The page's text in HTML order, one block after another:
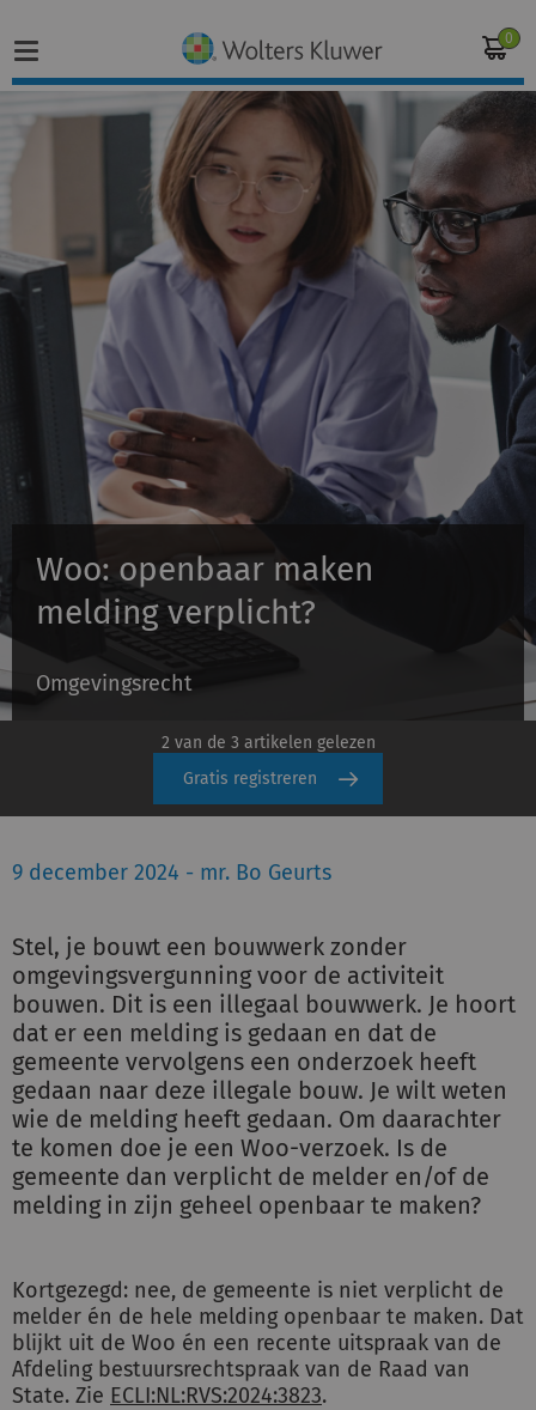
0
Vakgebieden
Actueel
Producten
Opleidingen
Juridisch advies
Inloggen
Woo: openbaar maken
melding verplicht?
Omgevingsrecht
2 van de 3 artikelen gelezen
Gratis registreren
9 december 2024 - mr. Bo Geurts
Stel, je bouwt een bouwwerk zonder
omgevingsvergunning voor de activiteit
bouwen. Dit is een illegaal bouwwerk. Je hoort
dat er een melding is gedaan en dat de
gemeente vervolgens een onderzoek heeft
gedaan naar deze illegale bouw. Je wilt weten
wie de melding heeft gedaan. Om daarachter
te komen doe je een Woo-verzoek. Is de
gemeente dan verplicht de melder en/of de
melding in zijn geheel openbaar te maken?
Kortgezegd: nee, de gemeente is niet verplicht de
melder én de hele melding openbaar te maken. Dat
blijkt uit de Woo én een recente uitspraak van de
Afdeling bestuursrechtspraak van de Raad van
State. Zie ECLI:NL:RVS:2024:3823.